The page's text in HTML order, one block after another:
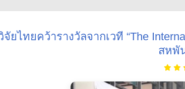
ไทยคว้ารางวัลจากเวที “The
สหพั